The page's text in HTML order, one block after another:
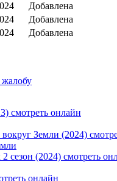
Добавлена
Добавлена
Добавлена